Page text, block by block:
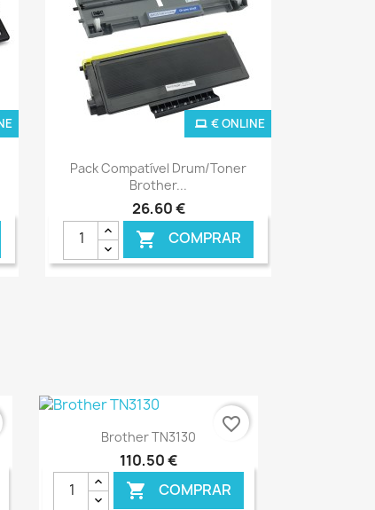
Ver+
Pack Compatível Drum/Toner
Brother...
26,60 €
 COMPRAR
€ ONLINE
Ver+
Brother TN3130
110,50 €
 COMPRAR
favorite_border